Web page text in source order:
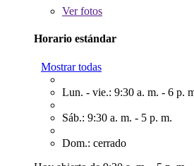
Verfotos
Horario estándar
Mostrar todas
Lun. - vie.: 9:30 a. m. - 6 p.
Sáb.: 9:30 a. m. - 5 p. m.
Dom.: cerrado